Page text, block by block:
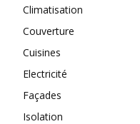
Climatisation
Couverture
Cuisines
Electricité
Façades
Isolation